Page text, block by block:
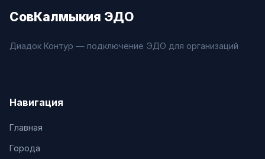
СовКалмыкия ЭДО
Диадок Контур — подключение ЭДО для организаций
Навигация
Главная
Города